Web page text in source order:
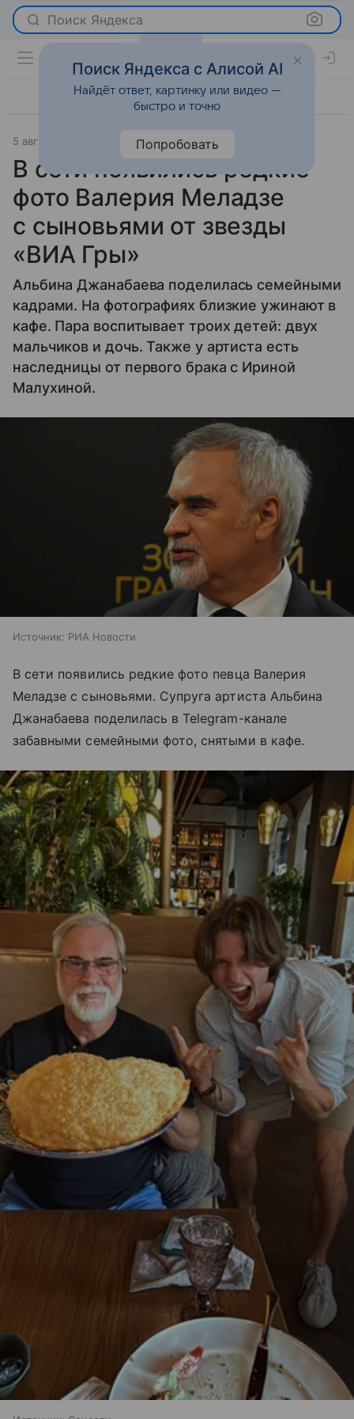
Поиск Яндекса
5 августа 2025 Газета.Ру Светская жизнь
В сети появились редкие
фото Валерия Меладзе
с сыновьями от звезды
«ВИА Гры»
Альбина Джанабаева поделилась семейными
кадрами. На фотографиях близкие ужинают в
кафе. Пара воспитывает троих детей: двух
мальчиков и дочь. Также у артиста есть
наследницы от первого брака с Ириной
Малухиной.
Источник: РИА Новости
В сети появились редкие фото певца Валерия
Меладзе с сыновьями. Супруга артиста Альбина
Джанабаева поделилась в Telegram-канале
забавными семейными фото, снятыми в кафе.
Поиск Яндекса с Алисой AI
Найдёт ответ, картинку или видео —
быстро и точно
Попробовать